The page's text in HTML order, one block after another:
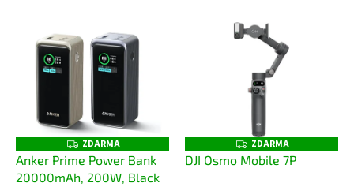
Z
D
A
R
ZDARMA
Anker Prime Power Bank
20000mAh, 200W, Black
Z
D
A
ZDARMA
DJI Osmo Mobile 7P